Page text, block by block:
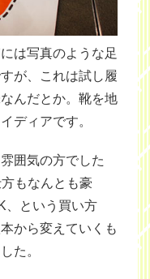
は写真のような足
が、これは試し履
んだとか。靴を地
ディアです。
囲気の方でした
もなんとも豪
、という買い方
から変えていくも
た。